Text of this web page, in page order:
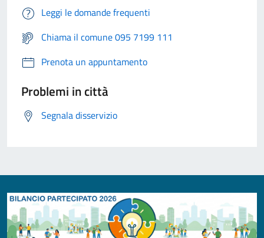
Leggi le domande frequenti
Chiama il comune 095 7199 111
Prenota un appuntamento
Problemi in città
Segnala disservizio